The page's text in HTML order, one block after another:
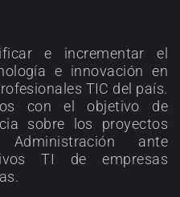
e incrementar el
e innovación en
TIC del país.
con el objetivo de
sobre los proyectos
ante
TI de empresas